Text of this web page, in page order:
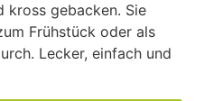
kross gebacken. Sie
Frühstück oder als
Lecker, einfach und